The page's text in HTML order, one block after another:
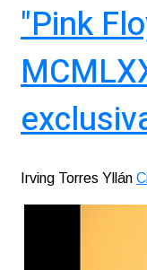
"Pink
Irving Torres Yllán